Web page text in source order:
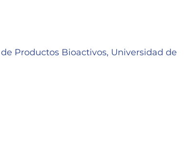
Productos Bioactivos, Universidad de